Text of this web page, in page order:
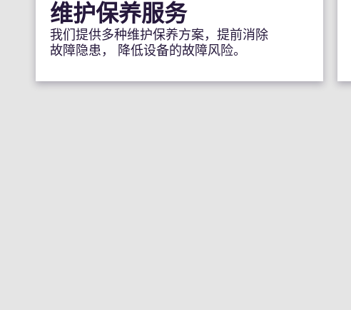
维护保养服务
我们提供多种维护保养方案，提前消除
故障隐患， 降低设备的故障风险。